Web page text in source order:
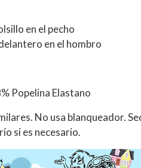
en el pecho
en el hombro
Popelina Elastano
No usa blanqueador.
si es necesario.